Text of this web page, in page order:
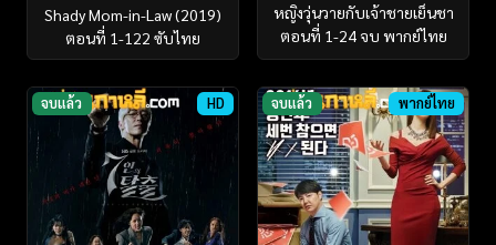
Shady Mom-in-Law (2019)
ตอนที่ 1-122 ซับไทย
หญิงวุ่นวายกับเจ้าชายเย็นชา
ตอนที่ 1-24 จบ พากย์ไทย
จบแล้ว HD จบแล้ว พากย์ไทย